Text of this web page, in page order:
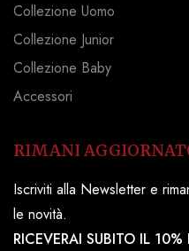
Collezione Uomo
Collezione Junior
Collezione Baby
Accessori
RIMANI
Iscriviti alla Newsletter e
le novità.
RICEVERAI SUBITO IL